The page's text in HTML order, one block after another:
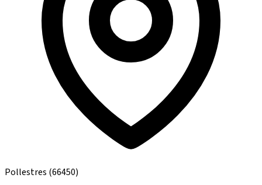
Pollestres (66450)